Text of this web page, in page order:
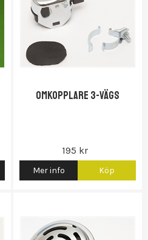
Omkopplare 3-vägs
195 kr
Mer info Köp